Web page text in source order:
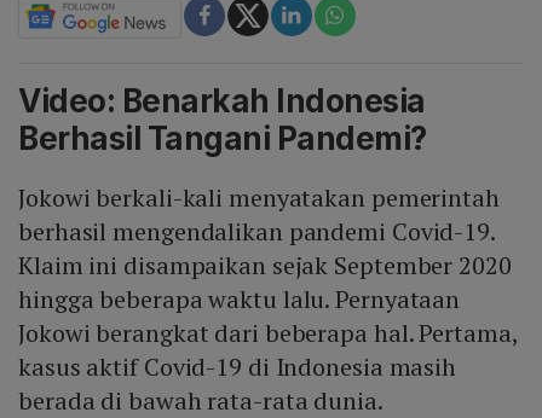
Video: Benarkah Indonesia
Berhasil Tangani Pandemi?
Jokowi berkali-kali menyatakan pemerintah
berhasil mengendalikan pandemi Covid-19.
Klaim ini disampaikan sejak September 2020
hingga beberapa waktu lalu. Pernyataan
Jokowi berangkat dari beberapa hal. Pertama,
kasus aktif Covid-19 di Indonesia masih
berada di bawah rata-rata dunia.